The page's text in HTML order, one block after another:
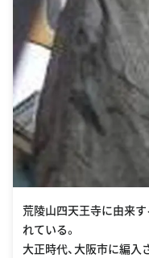
荒陵山四天王寺に由来
れている。
大正時代、大阪市に編入